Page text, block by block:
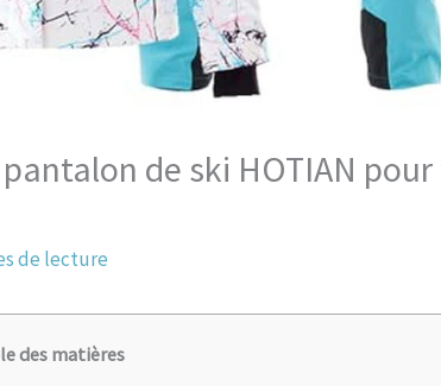
de ski HOTIAN
de lecture
des matières